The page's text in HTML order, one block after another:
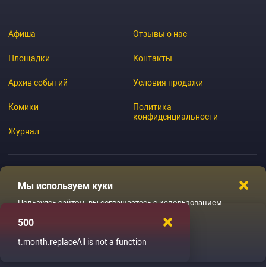
Афиша
Площадки
Архив событий
Комики
Журнал
Отзывы о нас
Контакты
Условия продажи
Политика
конфиденциальности
Мы используем куки
Пользуясь сайтом, вы соглашаетесь с использованием
Ладненько
500
t.month.replaceAll is not a function